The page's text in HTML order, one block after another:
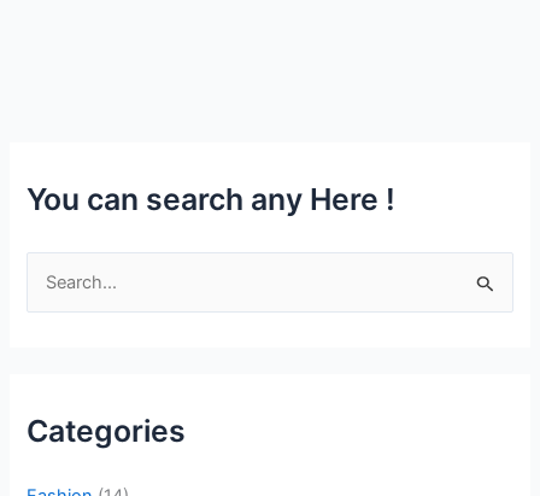
You can search any Here !
h
Categories